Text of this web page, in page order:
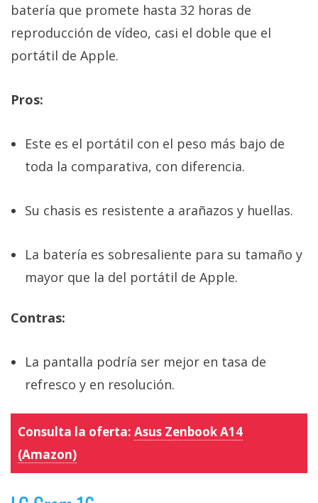
batería que promete hasta 32 horas de
reproducción de vídeo, casi el doble que el
portátil de Apple.
Pros:
Este es el portátil con el peso más bajo de
toda la comparativa, con diferencia.
Su chasis es resistente a arañazos y huellas.
La batería es sobresaliente para su tamaño y
mayor que la del portátil de Apple.
Contras:
La pantalla podría ser mejor en tasa de
refresco y en resolución.
Consulta la oferta: Asus Zenbook A14
(Amazon)